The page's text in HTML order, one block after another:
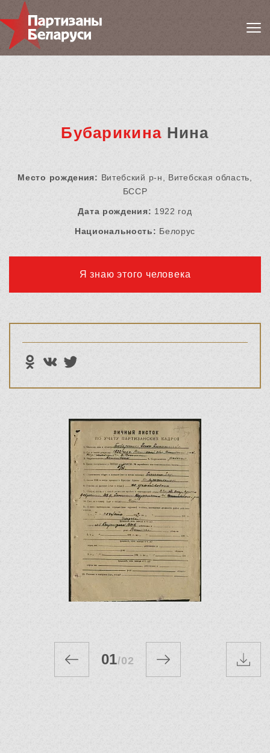
Бубарикина Нина
Место рождения: Витебский р-н, Витебская область,
БССР
Дата рождения: 1922 год
Национальность: Белорус
Я знаю этого человека
01/02